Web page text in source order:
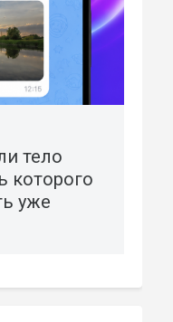
тело
которого
уже